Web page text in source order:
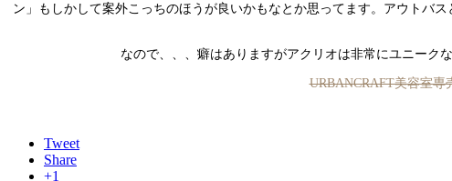
ン」もしかして案外こっちのほうが良いかもなとか思ってます。アウトバ
なので、、、癖はありますがアクリオは非常にユニーク
URBANCRAFT美容室専
Tweet
Share
+1